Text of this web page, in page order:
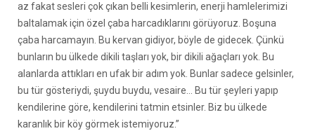
az fakat sesleri çok çıkan belli kesimlerin, enerji hamlelerimizi
baltalamak için özel çaba harcadıklarını görüyoruz. Boşuna
çaba harcamayın. Bu kervan gidiyor, böyle de gidecek. Çünkü
bunların bu ülkede dikili taşları yok, bir dikili ağaçları yok. Bu
alanlarda attıkları en ufak bir adım yok. Bunlar sadece gelsinler,
bu tür gösteriydi, şuydu buydu, vesaire… Bu tür şeyleri yapıp
kendilerine göre, kendilerini tatmin etsinler. Biz bu ülkede
karanlık bir köy görmek istemiyoruz.”